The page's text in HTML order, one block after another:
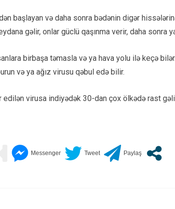
başlayan və daha sonra bədənin digər
gəlir, onlar güclü qaşınma verir, daha sonra
birbaşa təmasla və ya hava yolu ilə keçə
və ya ağız virusu qəbul edə bilir.
edilən virusa indiyədək 30-dan çox ölkədə rast